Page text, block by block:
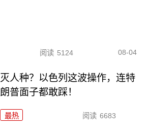
阅读 5124 08-04
灭人种？以色列这波操作，连特
朗普面子都敢踩！
最热 阅读 6683